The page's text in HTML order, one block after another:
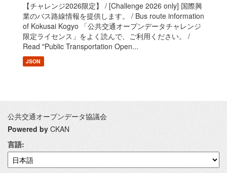
【チャレンジ2026限定】 / [Challenge 2026 only] 国際興
業のバス路線情報を提供します。 / Bus route information
of Kokusai Kogyo 「公共交通オープンデータチャレンジ
限定ライセンス」をよく読んで、ご利用ください。 /
Read "Public Transportation Open...
JSON
公共交通オープンデータ協議会
Powered by CKAN
言語